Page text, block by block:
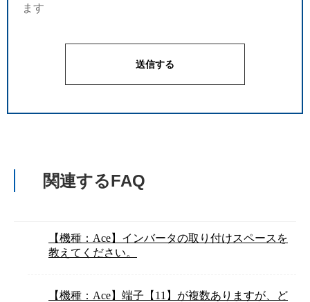
ます
関連するFAQ
【機種：Ace】インバータの取り付けスペースを
教えてください。
【機種：Ace】端子【11】が複数ありますが、ど